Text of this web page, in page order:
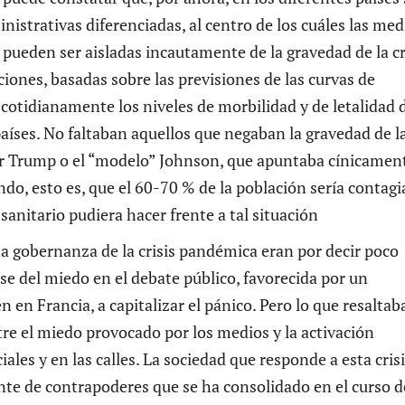
diferenciadas, al centro de los cuáles las
ser aisladas incautamente de la gravedad de la
basadas sobre las previsiones de las curvas de
los niveles de morbilidad y de letalidad
No faltaban aquellos que negaban la gravedad de
o el “modelo” Johnson, que apuntaba
esto es, que el 60-70 % de la población sería
pudiera hacer frente a tal situación
de la crisis pandémica eran por decir poco
del miedo en el debate público, favorecida por un
Francia, a capitalizar el pánico. Pero lo que
el miedo provocado por los medios y la activación
y en las calles. La sociedad que responde a esta
de contrapoderes que se ha consolidado en el curso